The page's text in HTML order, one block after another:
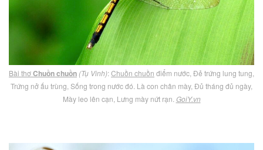
Bài thơChuồn chuồn (Tụ Vinh):Chuồn chuồn điểm nước, Đẻ trứng lung tung,
Trứng nở ấu trùng, Sống trong nước đó. Là con chân mày, Đủ tháng đủ ngày,
Mày leo lên cạn, Lưng mày nứt rạn. GoiY.vn